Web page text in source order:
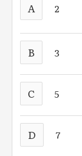
A 2
B 3
C 5
D 7